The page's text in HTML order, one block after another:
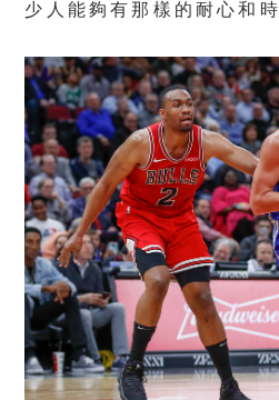
少人能夠有那樣的耐心和